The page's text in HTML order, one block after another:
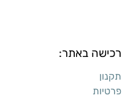
רכישה באתר:
תקנון
פרטיות